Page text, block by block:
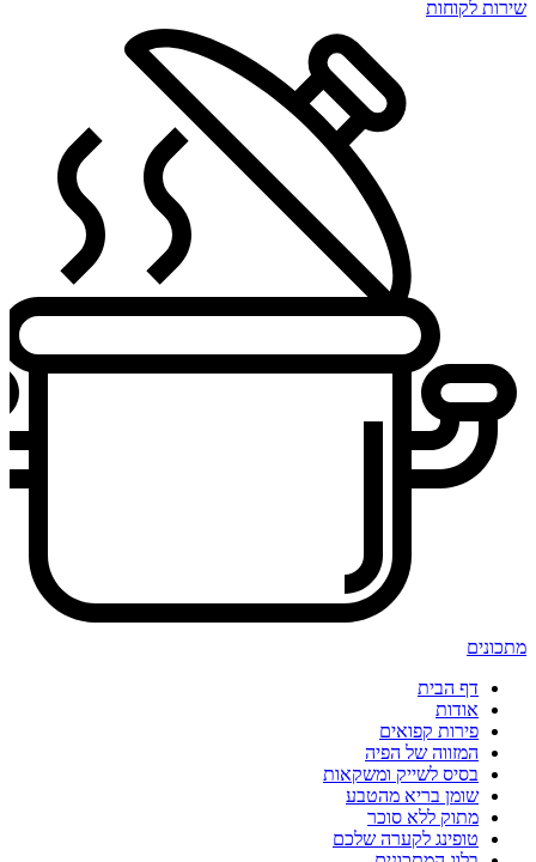
שירות לקוחות
מתכונים
דף הבית
אודות
פירות קפואים
המזווה של הפיה
בסיס לשייק ומשקאות
שומן בריא מהטבע
מתוק ללא סוכר
טופינג לקערה שלכם